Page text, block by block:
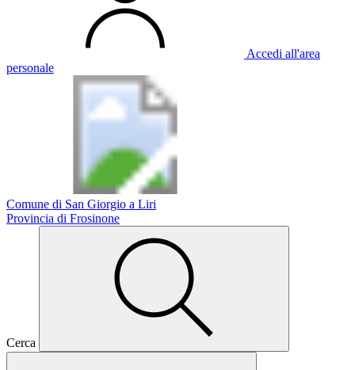
Accedi all'area
personale
Comune di San Giorgio a Liri
Provincia di Frosinone
Cerca